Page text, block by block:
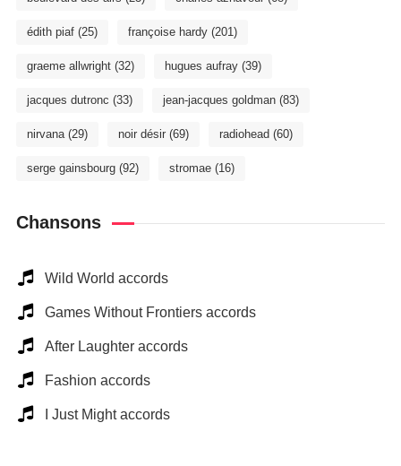
édith piaf(25) françoise hardy(201)
graeme allwright(32) hugues aufray(39)
jacques dutronc (33) jean-jacques goldman(83)
nirvana(29) noir désir(69) radiohead (60)
serge gainsbourg(92) stromae(16)
Chansons
Wild World accords
Games Without Frontiers accords
After Laughter accords
Fashion accords
I Just Might accords